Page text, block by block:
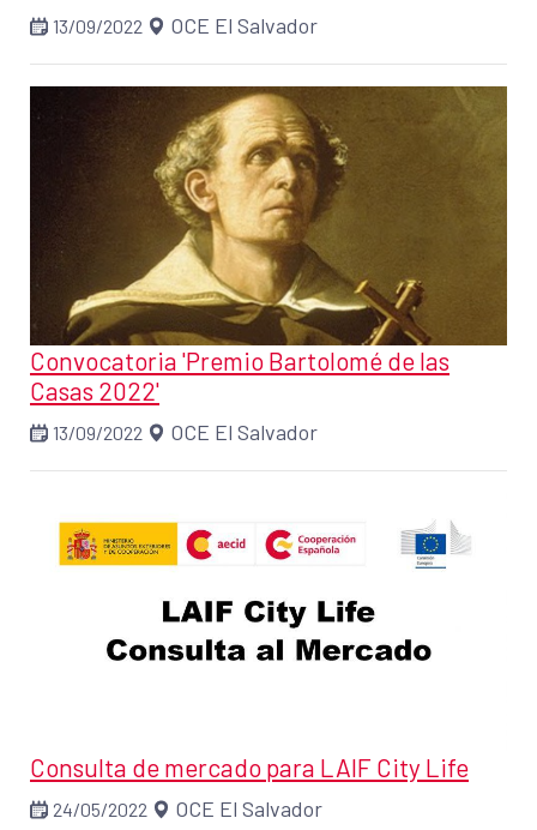
13/09/2022 OCE El Salvador
Convocatoria 'Premio Bartolomé de las
Casas 2022'
13/09/2022 OCE El Salvador
Consulta de mercado para LAIF City Life
24/05/2022 OCE El Salvador